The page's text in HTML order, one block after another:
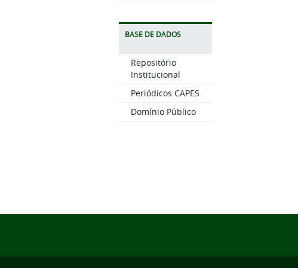
BASE DE DADOS
Repositório
Institucional
Periódicos CAPES
Domínio Público